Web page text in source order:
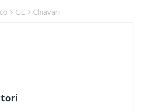
GE Chiavari